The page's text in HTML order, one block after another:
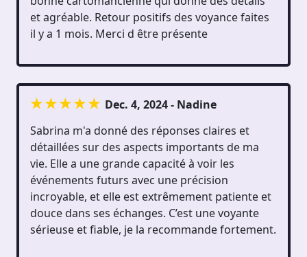
et agréable. Retour positifs des voyance faites
il y a 1 mois. Merci d être présente
Dec. 4, 2024 - Nadine
Sabrina m'a donné des réponses claires et
détaillées sur des aspects importants de ma
vie. Elle a une grande capacité à voir les
événements futurs avec une précision
incroyable, et elle est extrêmement patiente et
douce dans ses échanges. C’est une voyante
sérieuse et fiable, je la recommande fortement.